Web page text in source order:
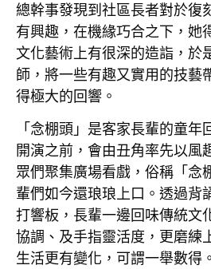
總幹事發現到社區長者對於復
有興趣，在機緣巧合之下，她
文化藝術上有很深的造詣，於
師，將一些有趣又實用的技藝
得極大的回響。
「念棚頭」是客家長輩的童
開演之前，會由丑角率先以風
眾們聚集廣場看戲，俗稱「念
輩們如今還琅琅上口。透過背
打響板，長輩一邊回味傳統文
協調、及手指靈活度，更磨練
生活更有變化，可謂一舉數得。